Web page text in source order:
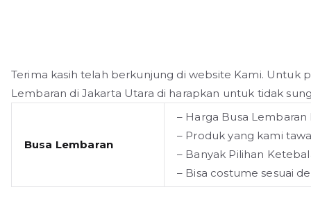
Terima kasih telah berkunjung di website Kami. Untuk
Lembaran di Jakarta Utara di harapkan untuk tidak
Busa Lembaran
– Harga Busa
– Produk yang kami
– Banyak Pilihan
– Bisa costume sesuai